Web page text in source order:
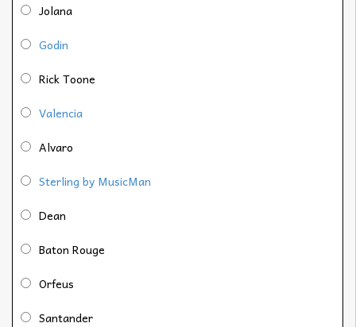
Jolana
Godin
Rick Toone
Valencia
Alvaro
Sterling by MusicMan
Dean
Baton Rouge
Orfeus
Santander